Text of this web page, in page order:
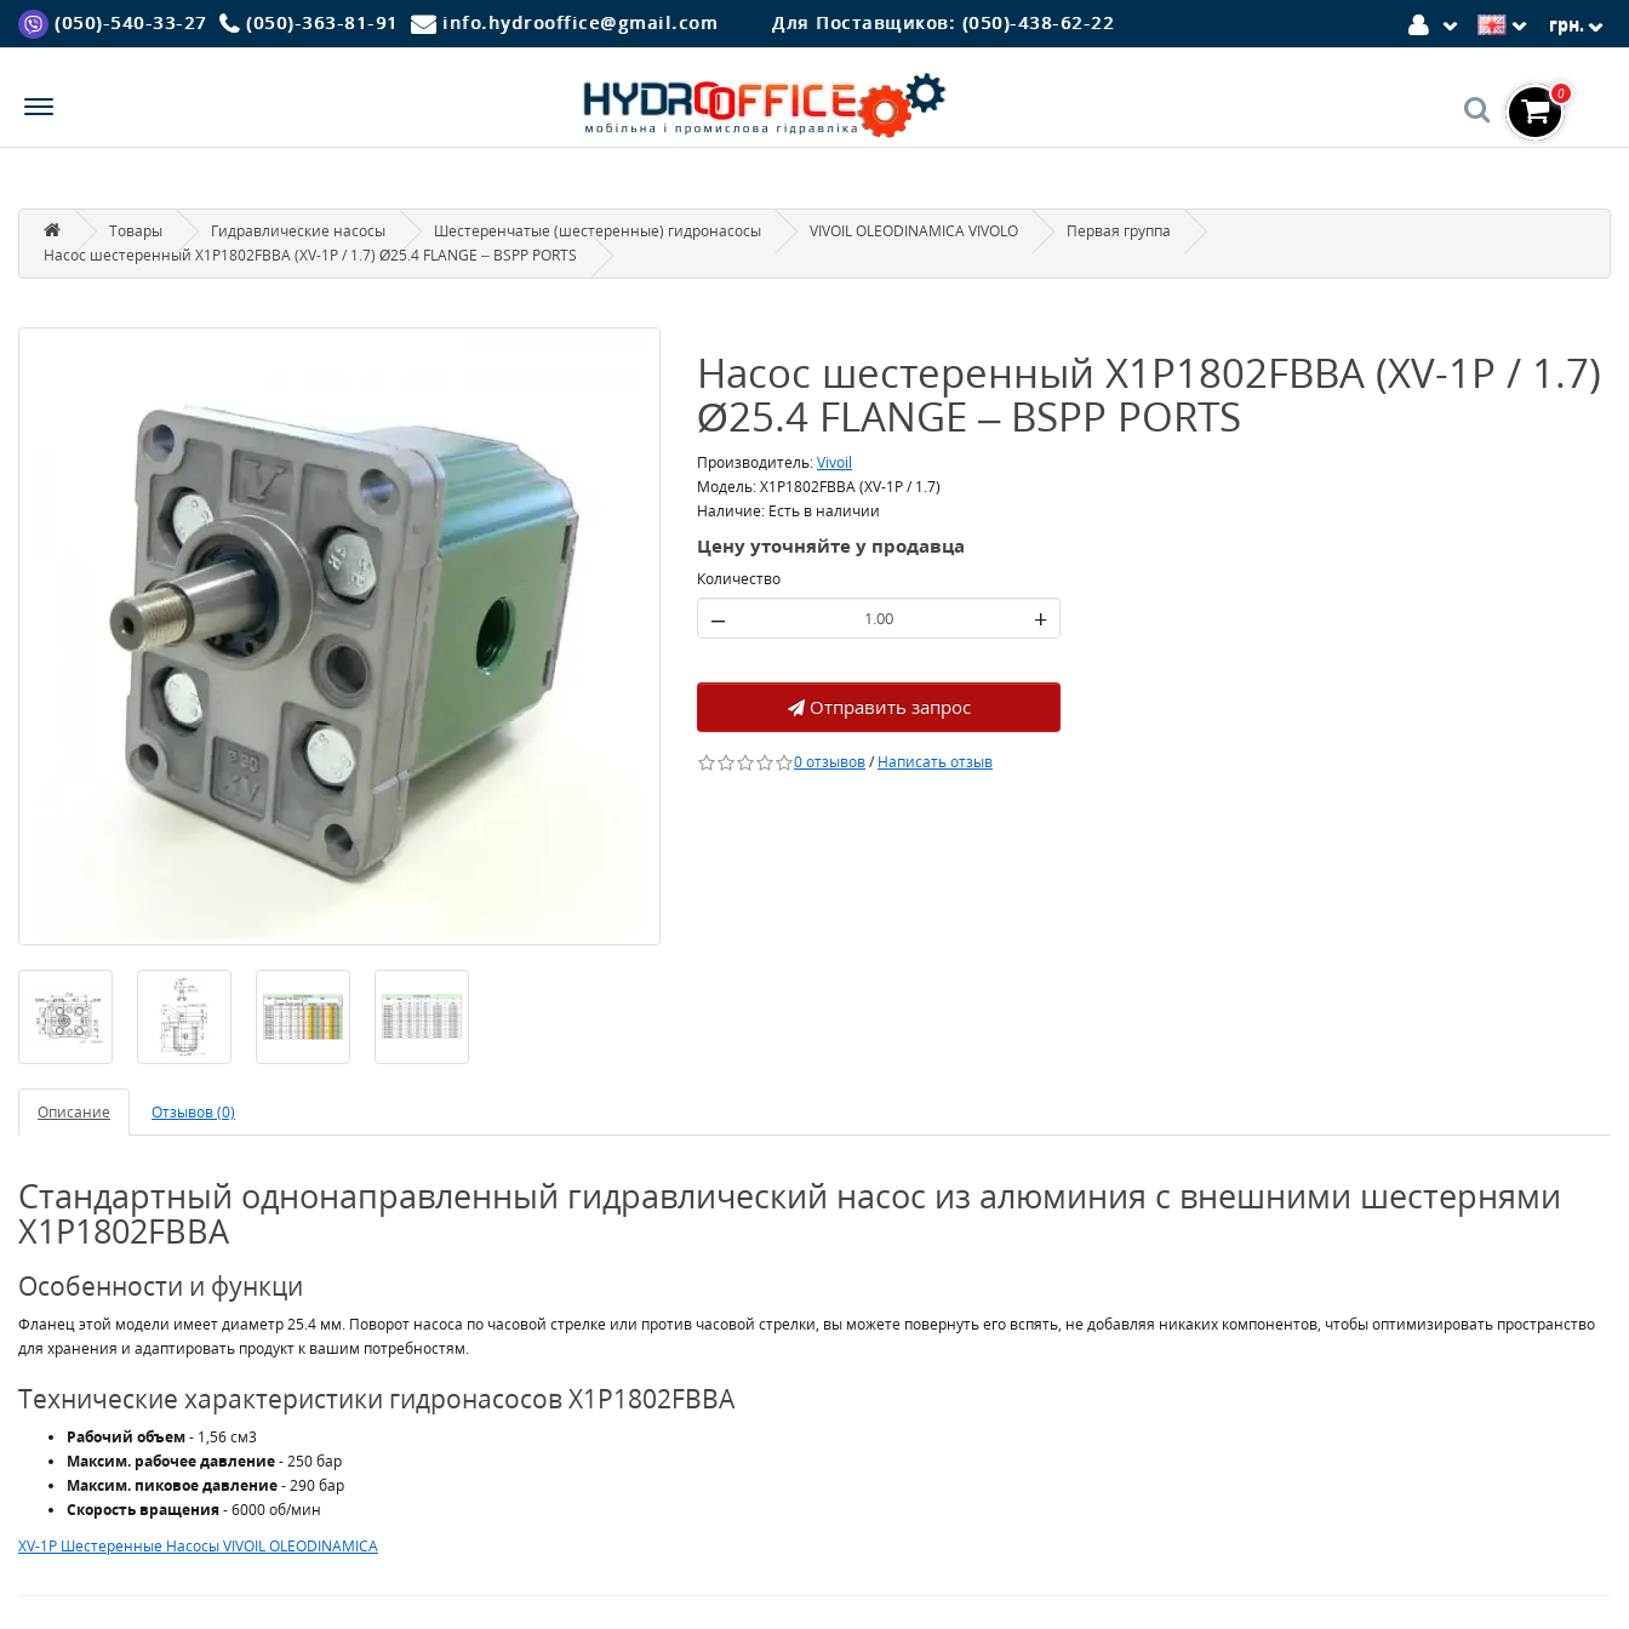
(050)-540-33-27 (050)-363-81-91 info.hydrooffice@gmail.com Для Поставщиков: (050)-438-62-22 грн.
0
Товары Гидравлические насосы Шестеренчатые (шестеренные) гидронасосы VIVOIL OLEODINAMICA VIVOLO
Первая группа
Насос шестеренный X1P1802FBBA (XV-1P / 1.7) Ø25.4 FLANGE – BSPP PORTS
Насос шестеренный X1P1802FBBA (XV-1P / 1.7)
Ø25.4 FLANGE – BSPP PORTS
Производитель:Vivoil
Модель: X1P1802FBBA (XV-1P / 1.7)
Наличие: Есть в наличии
Цену уточняйте у продавца
Количество
– +
Отправить запрос
0 отзывов/Написать отзыв
Описание Отзывов (0)
Стандартный однонаправленный гидравлический насос из алюминия с внешними шестернями
X1P1802FBBA
Особенности и функци
Фланец этой модели имеет диаметр 25.4 мм. Поворот насоса по часовой стрелке или против часовой стрелки, вы можете повернуть его вспять, не добавляя никаких компонентов, чтобы оптимизировать пространство
для хранения и адаптировать продукт к вашим потребностям.
Технические характеристики гидронасосов X1P1802FBBA
Рабочий объем- 1,56 см3
Максим. рабочее давление- 250 бар
Максим. пиковое давление- 290 бар
Скорость вращения- 6000 об/мин
XV-1P Шестеренные Насосы VIVOIL OLEODINAMICA